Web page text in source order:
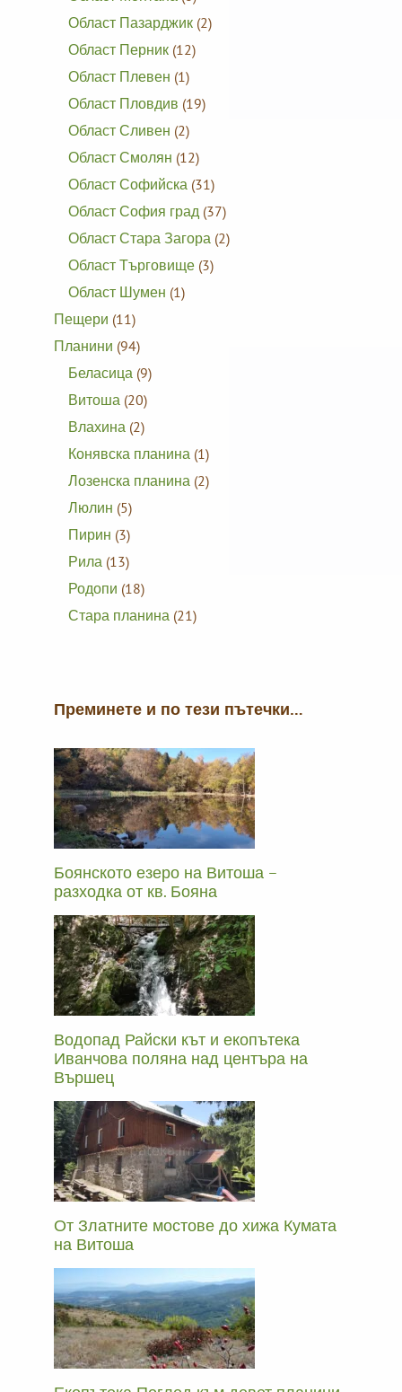
Област Пазарджик (2)
Област Перник (12)
Област Плевен (1)
Област Пловдив (19)
Област Сливен (2)
Област Смолян (12)
Област Софийска (31)
Област София град (37)
Област Стара Загора (2)
Област Търговище (3)
Област Шумен (1)
Пещери (11)
Планини (94)
Беласица (9)
Витоша (20)
Влахина (2)
Конявска планина (1)
Лозенска планина (2)
Люлин (5)
Пирин (3)
Рила (13)
Родопи (18)
Стара планина (21)
Преминете и по тези пътечки…
Боянското езеро на Витоша –
разходка от кв. Бояна
Водопад Райски кът и екопътека
Иванчова поляна над центъра на
Вършец
От Златните мостове до хижа Кумата
на Витоша